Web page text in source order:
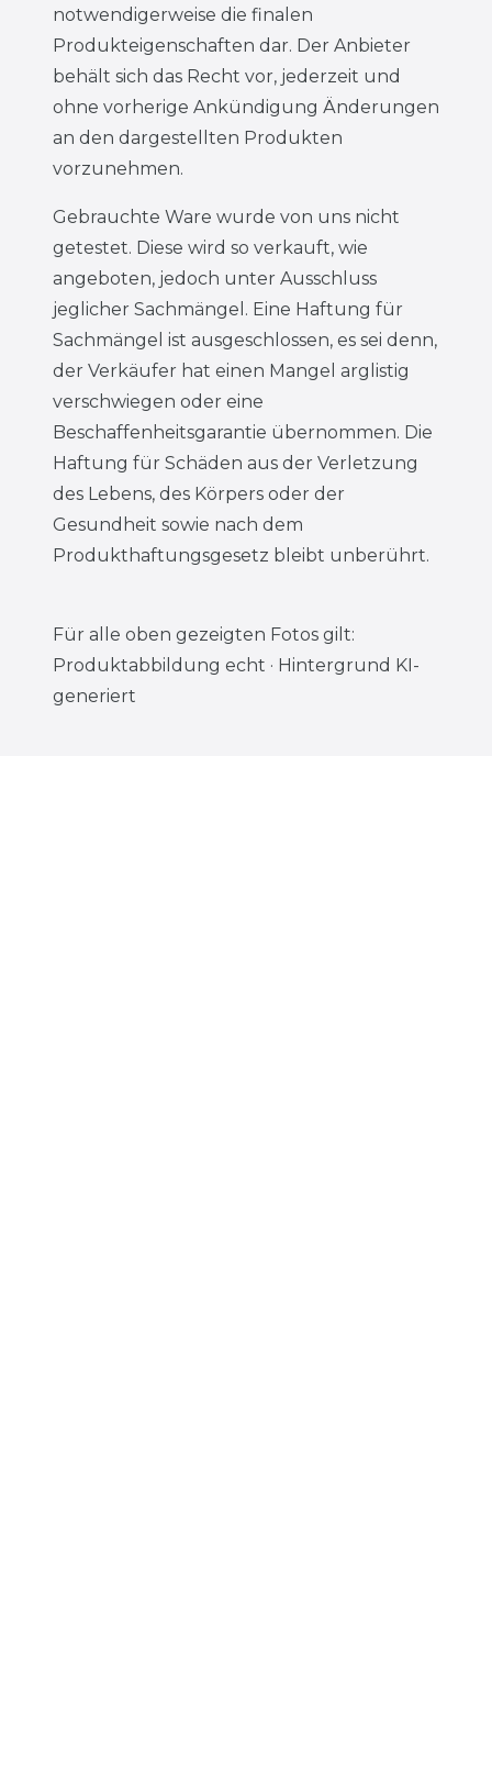
notwendigerweise die finalen
Produkteigenschaften dar. Der Anbieter
behält sich das Recht vor, jederzeit und
ohne vorherige Ankündigung Änderungen
an den dargestellten Produkten
vorzunehmen.
Gebrauchte Ware wurde von uns nicht
getestet. Diese wird so verkauft, wie
angeboten, jedoch unter Ausschluss
jeglicher Sachmängel. Eine Haftung für
Sachmängel ist ausgeschlossen, es sei denn,
der Verkäufer hat einen Mangel arglistig
verschwiegen oder eine
Beschaffenheitsgarantie übernommen. Die
Haftung für Schäden aus der Verletzung
des Lebens, des Körpers oder der
Gesundheit sowie nach dem
Produkthaftungsgesetz bleibt unberührt.
Für alle oben gezeigten Fotos gilt:
Produktabbildung echt · Hintergrund KI-
generiert